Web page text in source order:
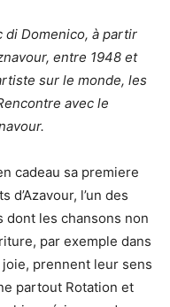
di Domenico, à partir
entre 1948 et
sur le monde, les
avec le
cadeau sa premiere
l’un des
les chansons non
par exemple dans
joie, prennent leur sens
partout Rotation et